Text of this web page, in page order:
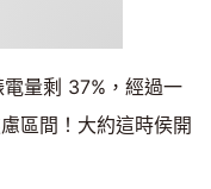
量剩 37%，經過一
區間！大約這時侯開